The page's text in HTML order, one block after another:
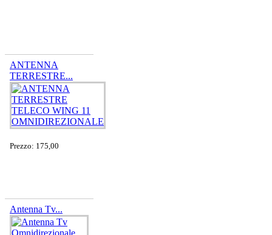
ANTENNA
TERRESTRE...
Prezzo: 175,00
Antenna Tv...